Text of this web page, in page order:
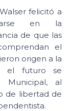
felicitó a
en la
de que las
el
origen a la
el futuro se
Municipal, al
de libertad de